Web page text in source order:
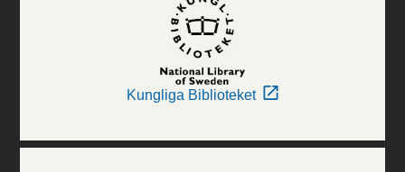
Kungliga Biblioteket